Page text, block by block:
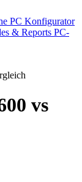
PC Konfigurator
& Reports PC-
vs